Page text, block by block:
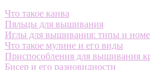
Что такое канва
Пяльцы для вышивания
Иглы для вышивания: типы и
Что такое мулине и его виды
Приспособления для вышивания
Бисер и его разновидности